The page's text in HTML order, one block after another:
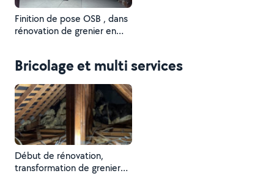
Finition de pose OSB , dans
rénovation de grenier en
Bricolage et multi services
Début de rénovation,
transformation de grenier